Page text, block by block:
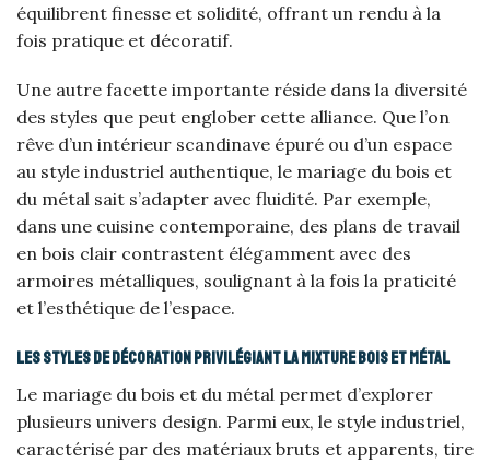
équilibrent finesse et solidité, offrant un rendu à la
fois pratique et décoratif.
Une autre facette importante réside dans la diversité
des styles que peut englober cette alliance. Que l’on
rêve d’un intérieur scandinave épuré ou d’un espace
au style industriel authentique, le mariage du bois et
du métal sait s’adapter avec fluidité. Par exemple,
dans une cuisine contemporaine, des plans de travail
en bois clair contrastent élégamment avec des
armoires métalliques, soulignant à la fois la praticité
et l’esthétique de l’espace.
Les styles de décoration privilégiant la mixture bois et métal
Le mariage du bois et du métal permet d’explorer
plusieurs univers design. Parmi eux, le style industriel,
caractérisé par des matériaux bruts et apparents, tire